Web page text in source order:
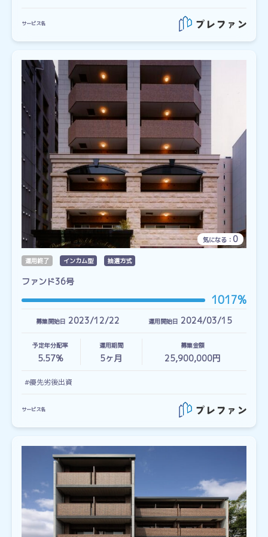
サービス名
気になる： 0
運用終了 インカム型 抽選方式
ファンド36号
1017%
募集開始日 2023/12/22 運用開始日 2024/03/15
予定年分配率
5.57%
運用期間
5ヶ月
募集金額
25,900,000円
#優先劣後出資
サービス名